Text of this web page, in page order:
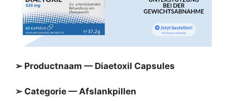
➢ Productnaam — Diaetoxil Capsules
➢ Categorie — Afslankpillen